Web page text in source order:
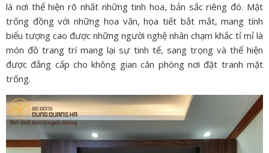
là nơi thể hiện rõ nhất những tinh hoa, bản sắc riêng đó. Mặt
trống đồng với những hoa văn, họa tiết bắt mắt, mang tính
biểu tượng cao được những người nghệ nhân chạm khắc tỉ mỉ là
món đồ trang trí mang lại sự tinh tế, sang trọng và thể hiện
được đẳng cấp cho không gian căn phòng nơi đặt tranh mặt
trống.